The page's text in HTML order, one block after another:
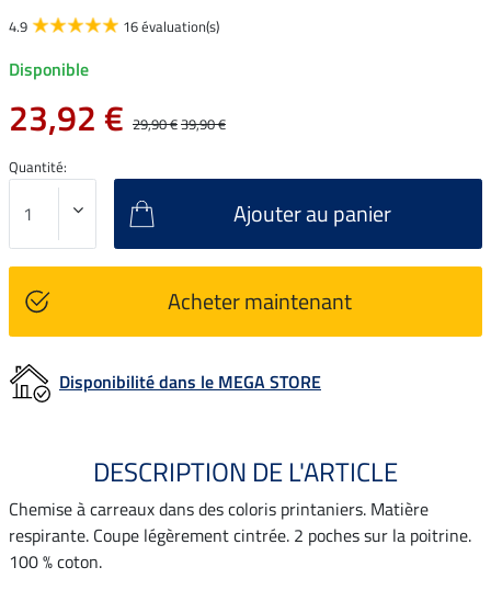
4.9 16 évaluation(s)
Disponible
23,92 € 29,90 €39,90 €
Quantité:
Ajouter au panier
Acheter maintenant
Disponibilité dans le MEGA STORE
DESCRIPTION DE L'ARTICLE
Chemise à carreaux dans des coloris printaniers. Matière
respirante. Coupe légèrement cintrée. 2 poches sur la poitrine.
100 % coton.